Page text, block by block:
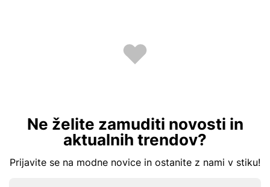
Ne želite zamuditi novosti in
aktualnih trendov?
Prijavite se na modne novice in ostanite z nami v stiku!